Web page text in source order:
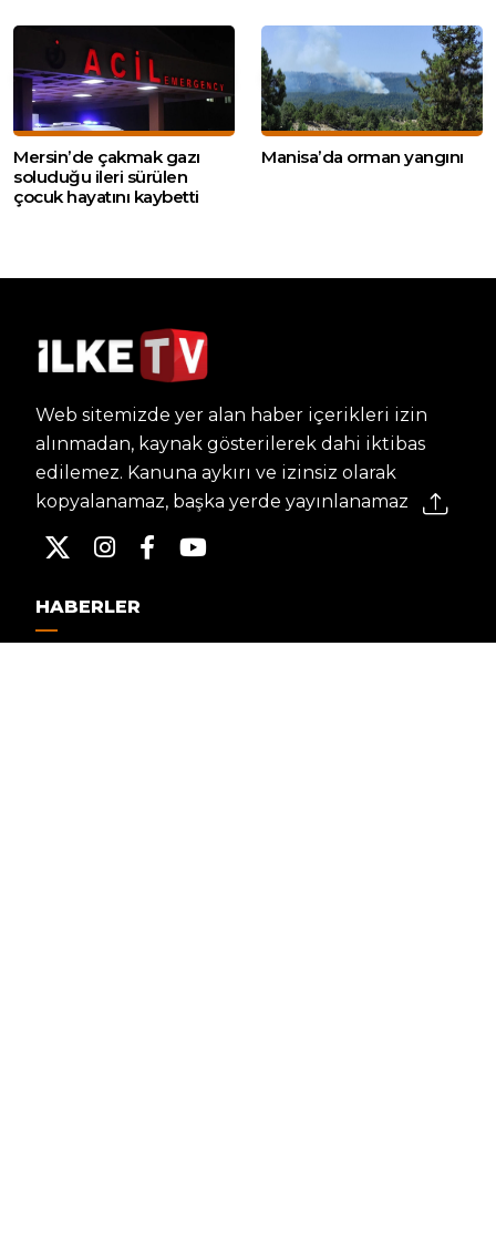
Mersin’de çakmak gazı
soluduğu ileri sürülen
çocuk hayatını kaybetti
Manisa’da orman yangını
Web sitemizde yer alan haber içerikleri izin
alınmadan, kaynak gösterilerek dahi iktibas
edilemez. Kanuna aykırı ve izinsiz olarak
kopyalanamaz, başka yerde yayınlanamaz.
HABERLER